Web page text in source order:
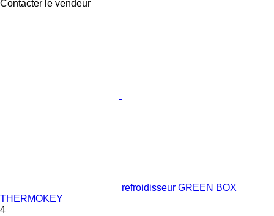
Contacter le vendeur
refroidisseur GREEN BOX
THERMOKEY
4